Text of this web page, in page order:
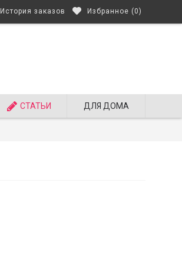
История заказов Избранное (0)
СТАТЬИ ДЛЯ ДОМА